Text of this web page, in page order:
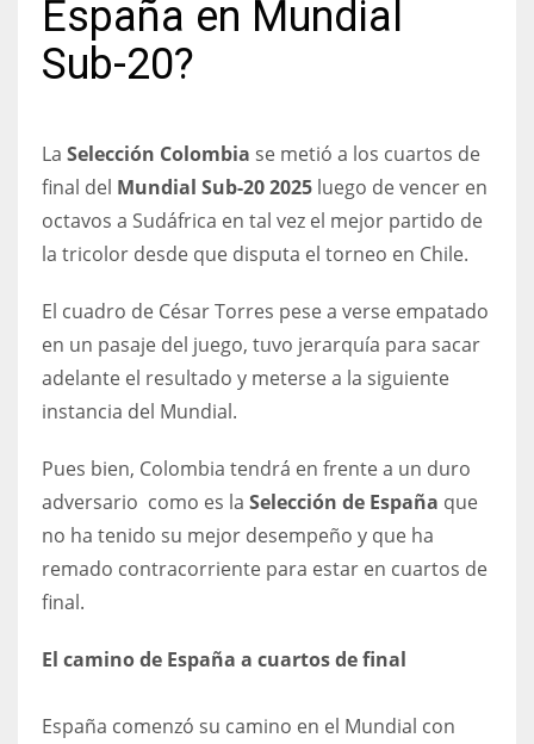
MIN
6
24
PIT
20
NE
OAK
24
España en Mundial
Sub-20?
La Selección Colombia se metió a los cuartos de
final del Mundial Sub-20 2025 luego de vencer en
octavos a Sudáfrica en tal vez el mejor partido de
la tricolor desde que disputa el torneo en Chile.
El cuadro de César Torres pese a verse empatado
en un pasaje del juego, tuvo jerarquía para sacar
adelante el resultado y meterse a la siguiente
instancia del Mundial.
Pues bien, Colombia tendrá en frente a un duro
adversario como es la Selección de España que
no ha tenido su mejor desempeño y que ha
remado contracorriente para estar en cuartos de
final.
El camino de España a cuartos de final
España comenzó su camino en el Mundial con